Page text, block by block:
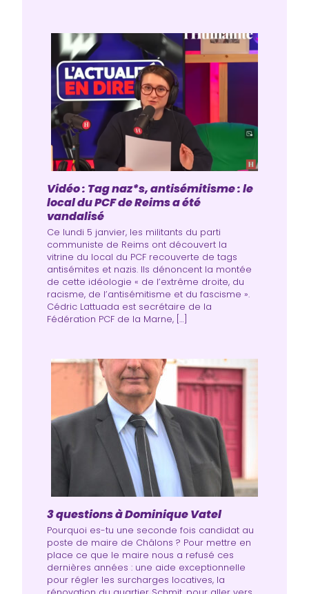
Vidéo : Tag naz*s, antisémitisme : le
local du PCF de Reims a été
vandalisé
Ce lundi 5 janvier, les militants du parti
communiste de Reims ont découvert la
vitrine du local du PCF recouverte de tags
antisémites et nazis. Ils dénoncent la montée
de cette idéologie « de l’extrême droite, du
racisme, de l’antisémitisme et du fascisme ».
Cédric Lattuada est secrétaire de la
Fédération PCF de la Marne, […]
3 questions à Dominique Vatel
Pourquoi es-tu une seconde fois candidat au
poste de maire de Châlons ? Pour mettre en
place ce que le maire nous a refusé ces
dernières années : une aide exceptionnelle
pour régler les surcharges locatives, la